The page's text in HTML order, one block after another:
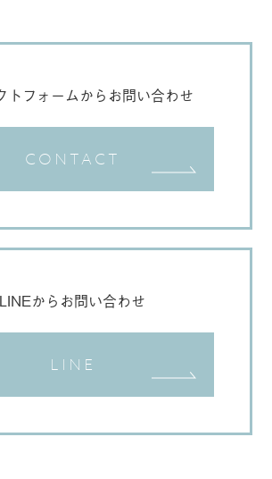
トフォームからお問い合わせ
CONTACT
LINEからお問い合わせ
LINE